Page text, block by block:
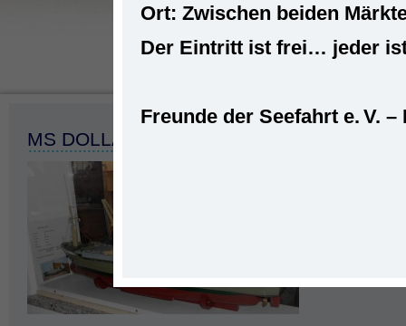
Startseite »
MS DOLLART
Ort: Zwischen beiden
Der Eintritt ist frei… jeder
Freunde der Seefahrt e. V. –